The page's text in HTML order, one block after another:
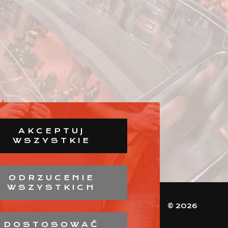
© 2026
AKCEPTUJ
WSZYSTKIE
ODRZUCENIE
WSZYSTKICH
DOSTOSOWAĆ